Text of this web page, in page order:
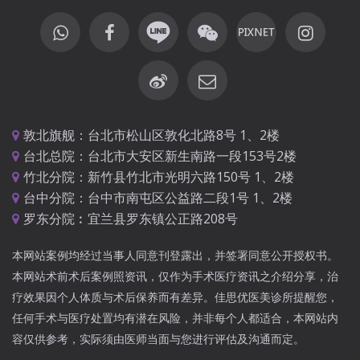
敦北旗舰：台北市松山区敦化北路8号 1、2楼
台北总院：台北市大安区新生南路一段153号2楼
竹北分院：新竹县竹北市光明六路150号 1、2楼
台中分院：台中市南屯区公益路二段1号 1、2楼
罗东分院︰宜兰县罗东镇公正路208号
本网站案例均经过当事人同意刊登露出，并签署同意公开授权书。
本网站术前术后案例照资讯，仅作为手术医疗资讯之介绍分享，治
疗效果因个人体质与术后保养而有差异。佳思优医美诊所提醒您，
任何手术与医疗处置均有潜在风险，并非每个人都适合，本网站内
容仅供参考，实际须由医师当面与您进行评估及沟通而定。